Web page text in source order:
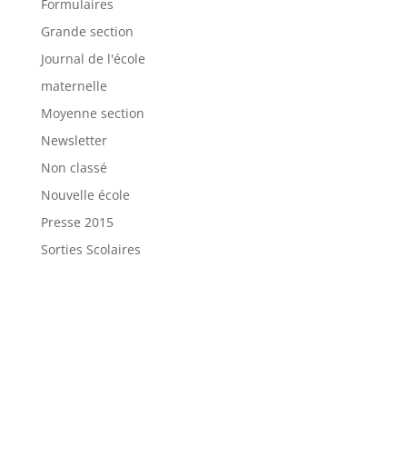
Formulaires
Grande section
Journal de l'école
maternelle
Moyenne section
Newsletter
Non classé
Nouvelle école
Presse 2015
Sorties Scolaires